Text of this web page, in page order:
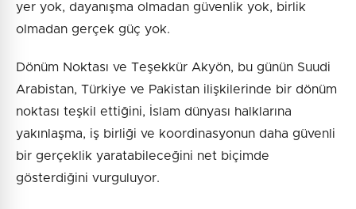
yer yok, dayanışma olmadan güvenlik yok, birlik
olmadan gerçek güç yok.
Dönüm Noktası ve Teşekkür Akyön, bu günün Suudi
Arabistan, Türkiye ve Pakistan ilişkilerinde bir dönüm
noktası teşkil ettiğini, İslam dünyası halklarına
yakınlaşma, iş birliği ve koordinasyonun daha güvenli
bir gerçeklik yaratabileceğini net biçimde
gösterdiğini vurguluyor.